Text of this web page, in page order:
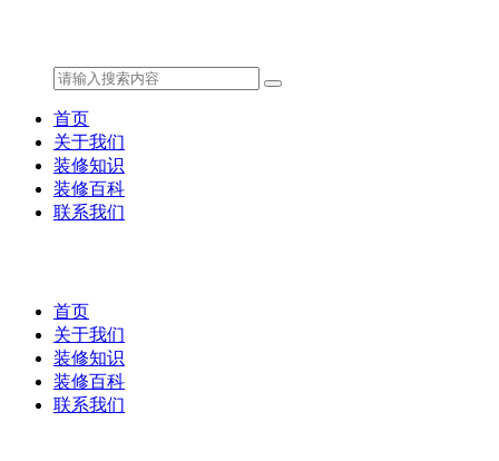
首页
关于我们
装修知识
装修百科
联系我们
首页
关于我们
装修知识
装修百科
联系我们